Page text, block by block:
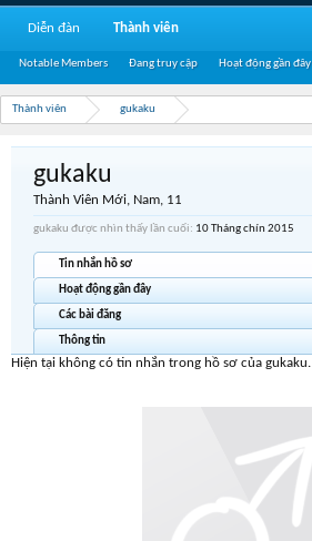
Thành viên gukaku
gukaku
Thành Viên Mới, Nam, 11
gukaku được nhìn thấy lần cuối: 10 Tháng chín 2015
Tin nhắn hồ sơ
Hoạt động gần đây
Các bài đăng
Thông tin
Hiện tại không có tin nhắn trong hồ sơ của gukaku.
Diễn đàn Thành viên
Notable Members Đang truy cập Hoạt động gần đây